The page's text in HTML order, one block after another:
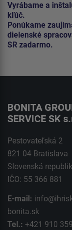
Vyrábame a
kľúč.
Ponúkame
dielenské
SR zadarmo.
BONITA
SERVICE SK
Pestovateľská 2
821 04 Bratislava
Slovenská
IČO: 55 366 881
E-mail:
bonita.sk
Tel.: +421 910